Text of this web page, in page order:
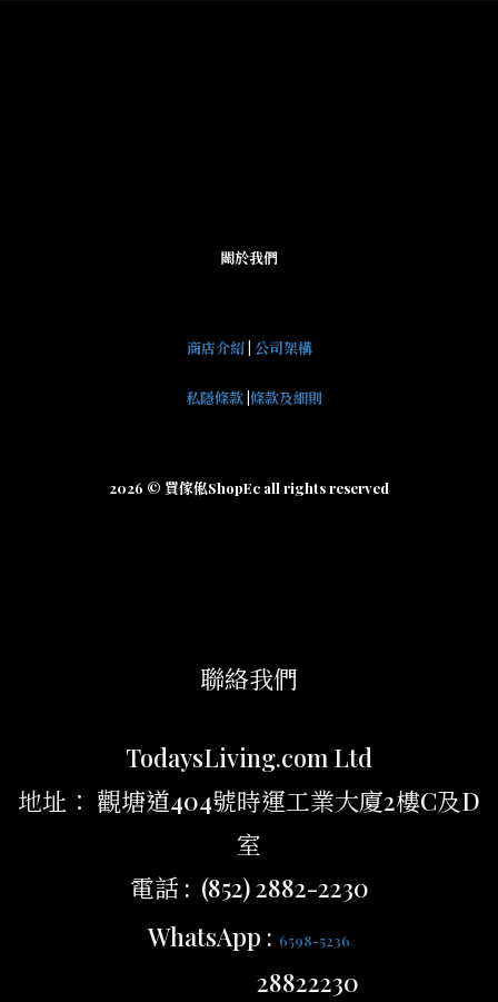
關於我們
商店介紹| 公司架構
私隱條款 條款及細則
2026 © 買傢俬ShopEc all rights reserved
聯絡我們
TodaysLiving.com Ltd
地址： 觀塘道404號時運工業大廈2樓C及D
室
電話 : (852) 2882-2230
WhatsApp : 6598-5236
28822230